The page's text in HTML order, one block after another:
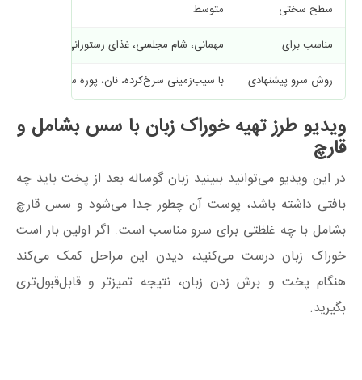
سطح سختی
متوسط
مناسب برای
مهمانی، شام مجلسی، غذای رستورانی خانگی
روش سرو پیشنهادی
با سیب‌زمینی سرخ‌کرده، نان، پوره سیب‌زمینی یا
ویدیو طرز تهیه خوراک زبان با سس بشامل و
قارچ
در این ویدیو می‌توانید ببینید زبان گوساله بعد از پخت باید چه
بافتی داشته باشد، پوست آن چطور جدا می‌شود و سس قارچ
بشامل با چه غلظتی برای سرو مناسب است. اگر اولین بار است
خوراک زبان درست می‌کنید، دیدن این مراحل کمک می‌کند
هنگام پخت و برش زدن زبان، نتیجه تمیزتر و قابل‌قبول‌تری
بگیرید.